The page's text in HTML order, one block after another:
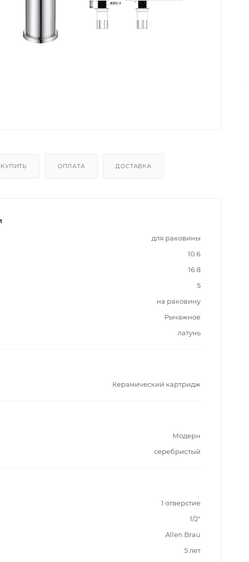
ОПЛАТА ДОСТАВКА
для раковины
10.6
16.8
5
на раковину
Рычажное
латунь
Керамический картридж
Модерн
серебристый
1 отверстие
1/2"
Allen Brau
5 лет